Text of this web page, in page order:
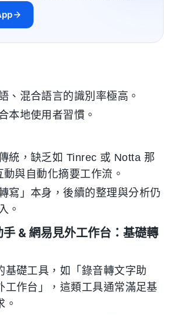
、混合語言的識別率極高。
本地使用者習慣。
統，缺乏如 Tinrec 或 Notta 那
與自動化摘要工作流。
寫」本身，後續的整理與分析仍
。
& 網易見外工作台：基礎轉
基礎工具，如「錄音轉文字助
工作台」，這類工具通常滿足基
。